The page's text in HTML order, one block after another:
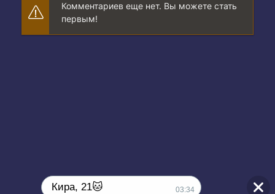
Комментариев еще нет. Вы можете стать
первым!
Кира, 21🐱 03:34